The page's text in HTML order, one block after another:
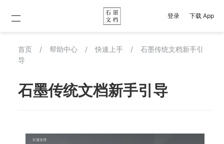
登录 下载 App
首页 / 帮助中心 / 快速上手 /
石墨传统文档新手引
导
石墨传统文档新手引导